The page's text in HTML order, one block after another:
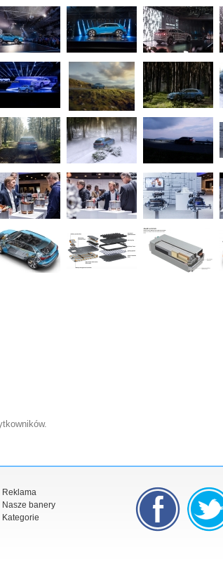
Reklama
Nasze banery
Kategorie